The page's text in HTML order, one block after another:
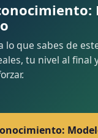
lo que sabes de
tu nivel al final